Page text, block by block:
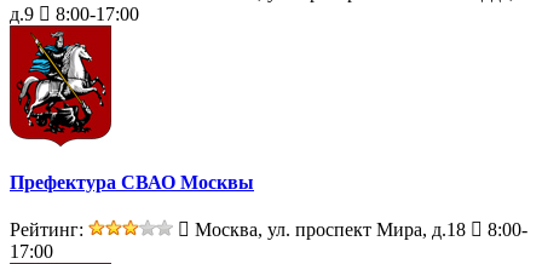
д.9
8:00-17:00
Префектура СВАО Москвы
Рейтинг: Москва, ул. проспект Мира, д.18
8:00-
17:00